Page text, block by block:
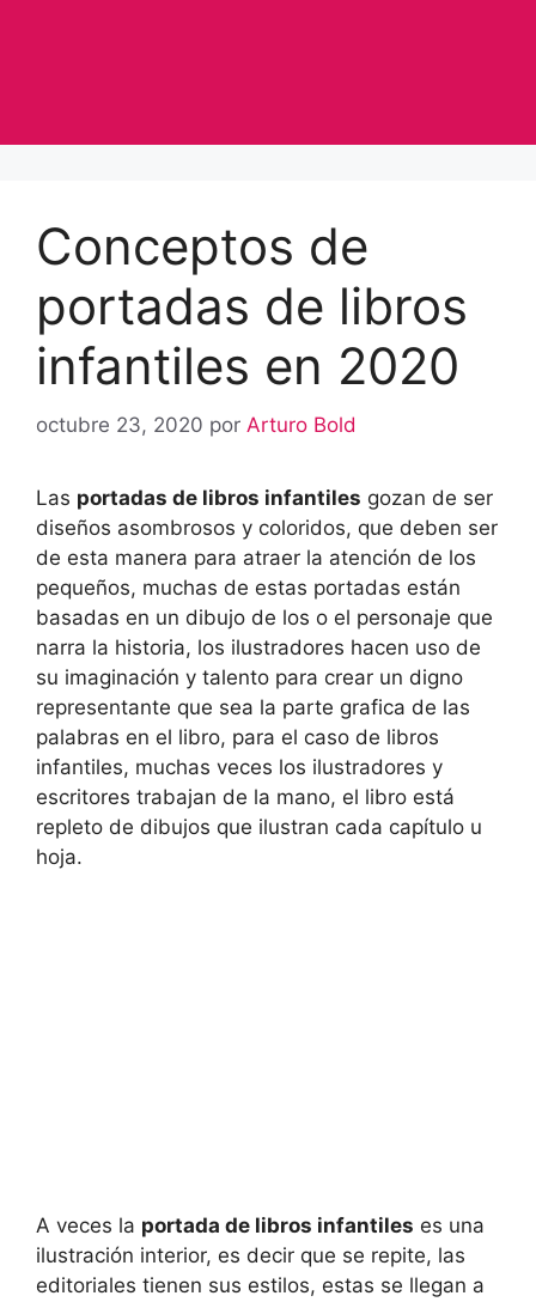
Conceptos de
portadas de libros
infantiles en 2020
octubre 23, 2020 por Arturo Bold
Las portadas de libros infantiles gozan de ser
diseños asombrosos y coloridos, que deben ser
de esta manera para atraer la atención de los
pequeños, muchas de estas portadas están
basadas en un dibujo de los o el personaje que
narra la historia, los ilustradores hacen uso de
su imaginación y talento para crear un digno
representante que sea la parte grafica de las
palabras en el libro, para el caso de libros
infantiles, muchas veces los ilustradores y
escritores trabajan de la mano, el libro está
repleto de dibujos que ilustran cada capítulo u
hoja.
A veces la portada de libros infantiles es una
ilustración interior, es decir que se repite, las
editoriales tienen sus estilos, estas se llegan a